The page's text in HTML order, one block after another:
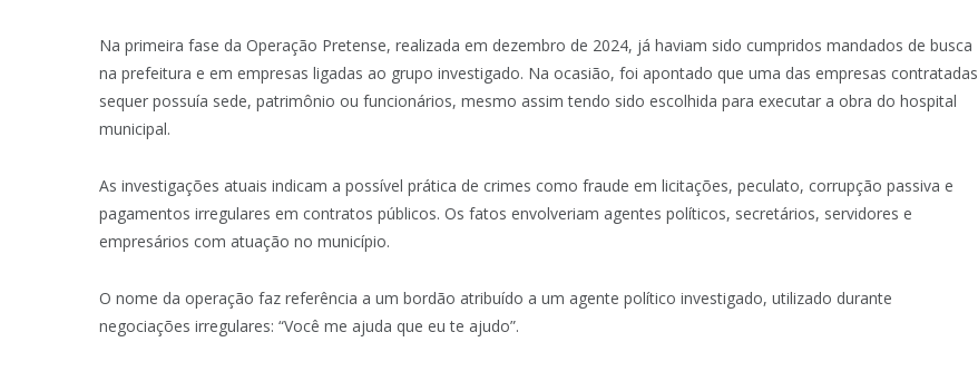
Na primeira fase da Operação Pretense, realizada em dezembro de 2024, já haviam sido cumpridos mandados de busca
na prefeitura e em empresas ligadas ao grupo investigado. Na ocasião, foi apontado que uma das empresas contratadas
sequer possuía sede, patrimônio ou funcionários, mesmo assim tendo sido escolhida para executar a obra do hospital
municipal.
As investigações atuais indicam a possível prática de crimes como fraude em licitações, peculato, corrupção passiva e
pagamentos irregulares em contratos públicos. Os fatos envolveriam agentes políticos, secretários, servidores e
empresários com atuação no município.
O nome da operação faz referência a um bordão atribuído a um agente político investigado, utilizado durante
negociações irregulares: “Você me ajuda que eu te ajudo”.